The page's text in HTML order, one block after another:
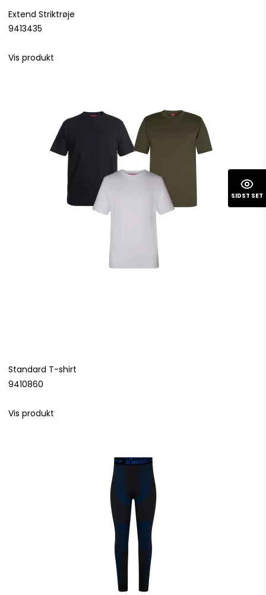
Extend Striktrøje
9413435
Vis produkt
Standard T-shirt
9410860
Vis produkt
SIDST SET